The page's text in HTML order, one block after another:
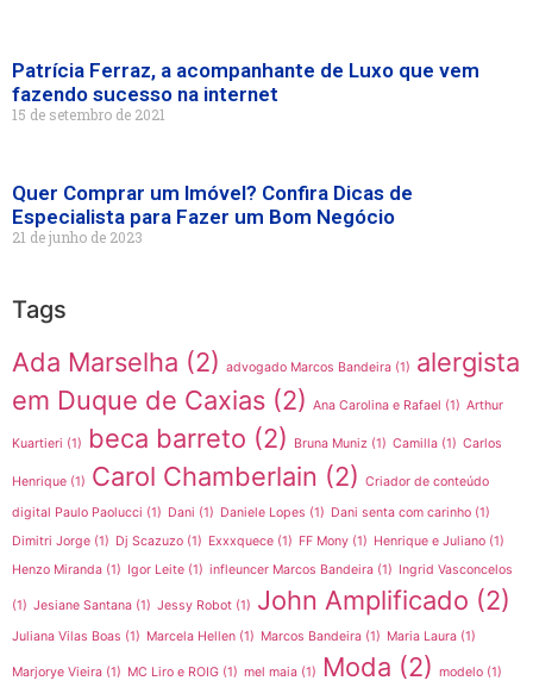
Patrícia Ferraz, a acompanhante de Luxo que vem
fazendo sucesso na internet
15 de setembro de 2021
Quer Comprar um Imóvel? Confira Dicas de
Especialista para Fazer um Bom Negócio
21 de junho de 2023
Tags
Ada Marselha (2) advogado Marcos Bandeira (1) alergista
em Duque de Caxias (2) Ana Carolina e Rafael (1) Arthur
Kuartieri (1) beca barreto (2) Bruna Muniz (1) Camilla (1) Carlos
Henrique (1) Carol Chamberlain (2) Criador de conteúdo
digital Paulo Paolucci (1) Dani (1) Daniele Lopes (1) Dani senta com carinho (1)
Dimitri Jorge (1) Dj Scazuzo (1) Exxxquece (1) FF Mony (1) Henrique e Juliano (1)
Henzo Miranda (1) Igor Leite (1) infleuncer Marcos Bandeira (1) Ingrid Vasconcelos
(1) Jesiane Santana (1) Jessy Robot (1) John Amplificado (2)
Juliana Vilas Boas (1) Marcela Hellen (1) Marcos Bandeira (1) Maria Laura (1)
Marjorye Vieira (1) MC Liro e ROIG (1) mel maia (1) Moda (2) modelo (1)